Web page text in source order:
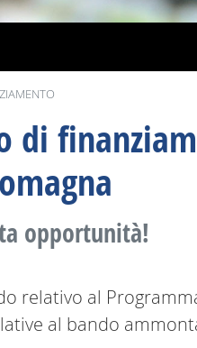
di
opportunità!
relativo al
al bando